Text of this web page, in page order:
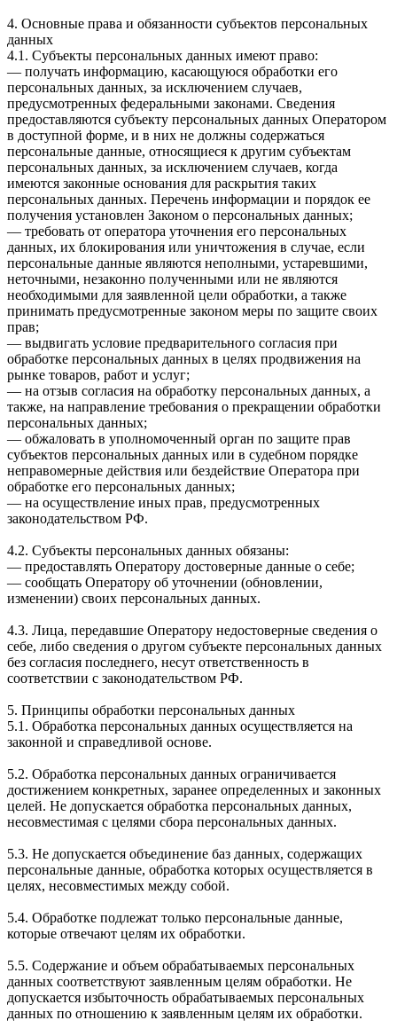
4. Основные права и обязанности субъектов персональных
данных
4.1. Субъекты персональных данных имеют право:
— получать информацию, касающуюся обработки его
персональных данных, за исключением случаев,
предусмотренных федеральными законами. Сведения
предоставляются субъекту персональных данных Оператором
в доступной форме, и в них не должны содержаться
персональные данные, относящиеся к другим субъектам
персональных данных, за исключением случаев, когда
имеются законные основания для раскрытия таких
персональных данных. Перечень информации и порядок ее
получения установлен Законом о персональных данных;
— требовать от оператора уточнения его персональных
данных, их блокирования или уничтожения в случае, если
персональные данные являются неполными, устаревшими,
неточными, незаконно полученными или не являются
необходимыми для заявленной цели обработки, а также
принимать предусмотренные законом меры по защите своих
прав;
— выдвигать условие предварительного согласия при
обработке персональных данных в целях продвижения на
рынке товаров, работ и услуг;
— на отзыв согласия на обработку персональных данных, а
также, на направление требования о прекращении обработки
персональных данных;
— обжаловать в уполномоченный орган по защите прав
субъектов персональных данных или в судебном порядке
неправомерные действия или бездействие Оператора при
обработке его персональных данных;
— на осуществление иных прав, предусмотренных
законодательством РФ.
4.2. Субъекты персональных данных обязаны:
— предоставлять Оператору достоверные данные о себе;
— сообщать Оператору об уточнении (обновлении,
изменении) своих персональных данных.
4.3. Лица, передавшие Оператору недостоверные сведения о
себе, либо сведения о другом субъекте персональных данных
без согласия последнего, несут ответственность в
соответствии с законодательством РФ.
5. Принципы обработки персональных данных
5.1. Обработка персональных данных осуществляется на
законной и справедливой основе.
5.2. Обработка персональных данных ограничивается
достижением конкретных, заранее определенных и законных
целей. Не допускается обработка персональных данных,
несовместимая с целями сбора персональных данных.
5.3. Не допускается объединение баз данных, содержащих
персональные данные, обработка которых осуществляется в
целях, несовместимых между собой.
5.4. Обработке подлежат только персональные данные,
которые отвечают целям их обработки.
5.5. Содержание и объем обрабатываемых персональных
данных соответствуют заявленным целям обработки. Не
допускается избыточность обрабатываемых персональных
данных по отношению к заявленным целям их обработки.